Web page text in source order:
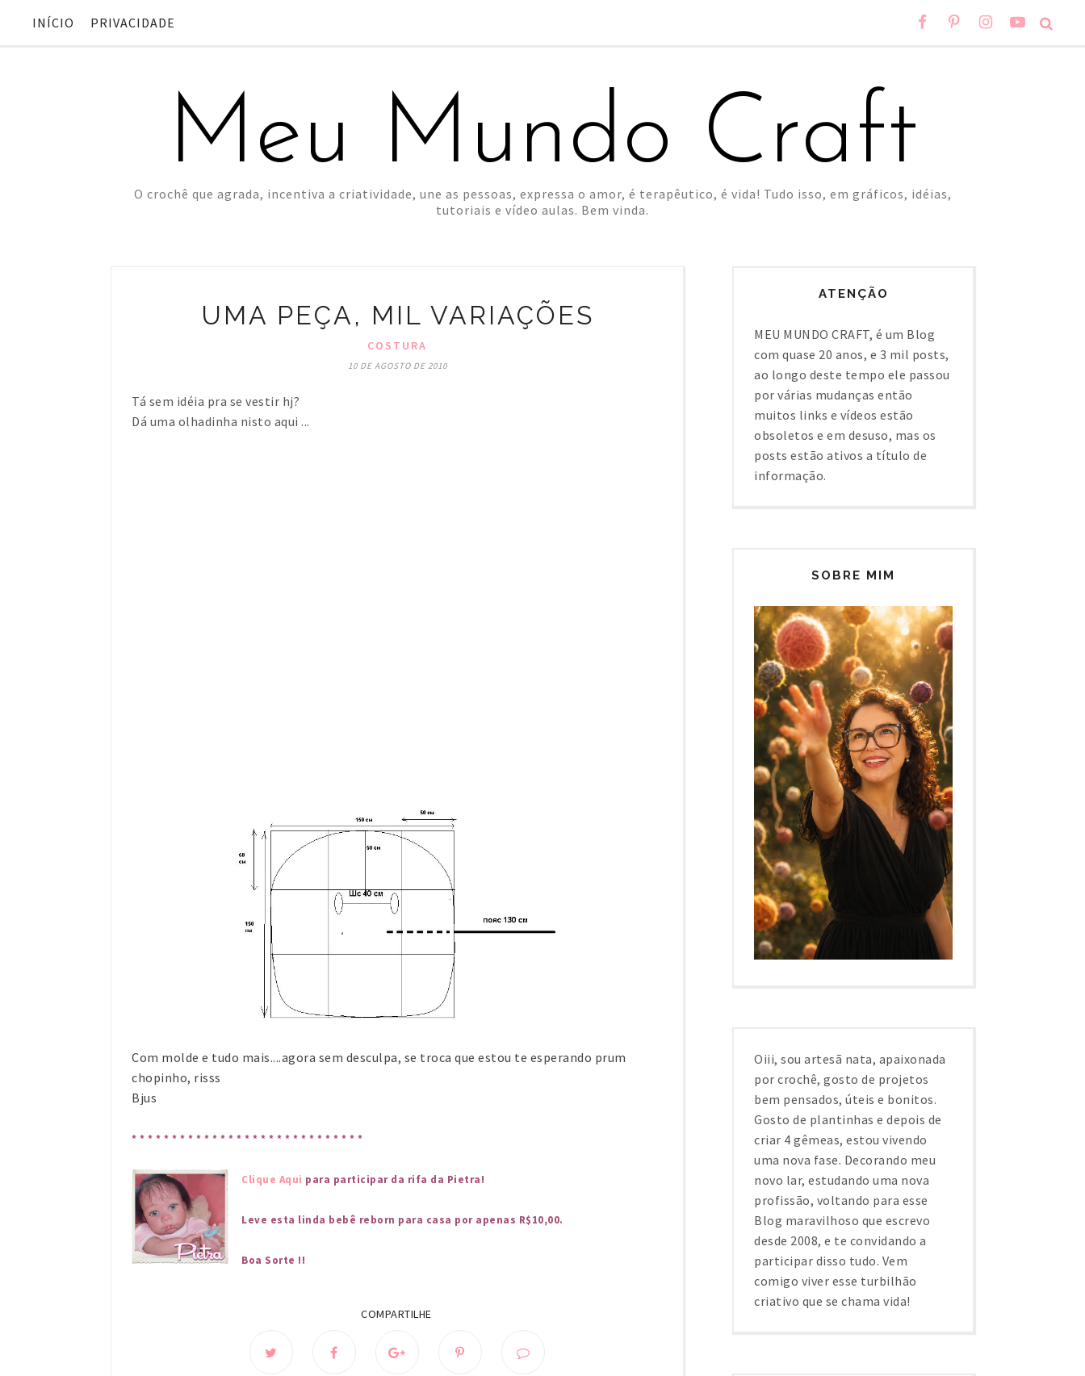
INÍCIO PRIVACIDADE
Meu Mundo Craft
O crochê que agrada, incentiva a criatividade, une as pessoas, expressa o amor, é terapêutico, é vida! Tudo isso, em gráficos, idéias,
tutoriais e vídeo aulas. Bem vinda.
UMA PEÇA, MIL VARIAÇÕES
COSTURA
10 DE AGOSTO DE 2010
Tá sem idéia pra se vestir hj?
Dá uma olhadinha nisto aqui ...
Com molde e tudo mais....agora sem desculpa, se troca que estou te esperando prum
chopinho, risss
Bjus
* * * * * * * * * * * * * * * * * * * * * * * * * * * * *
Clique Aqui para participar da rifa da Pietra!
Leve esta linda bebê reborn para casa por apenas R$10,00.
Boa Sorte !!
ATENÇÃO
MEU MUNDO CRAFT, é um Blog
com quase 20 anos, e 3 mil posts,
ao longo deste tempo ele passou
por várias mudanças então
muitos links e vídeos estão
obsoletos e em desuso, mas os
posts estão ativos a título de
informação.
SOBRE MIM
Oiii, sou artesã nata, apaixonada
por crochê, gosto de projetos
bem pensados, úteis e bonitos.
Gosto de plantinhas e depois de
criar 4 gêmeas, estou vivendo
uma nova fase. Decorando meu
novo lar, estudando uma nova
profissão, voltando para esse
Blog maravilhoso que escrevo
desde 2008, e te convidando a
participar disso tudo. Vem
comigo viver esse turbilhão
criativo que se chama vida!